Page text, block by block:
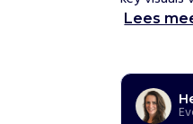
n
d
i
o
n
Lees